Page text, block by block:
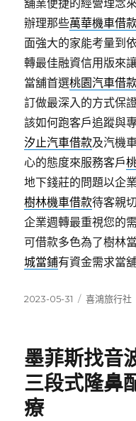
舖業便捷的經營理念
辦理那些萬華機車借
面強大的家能考量到
轉最佳融資信用版來
當舖首選桃園汽車借
訂做最深入的方式保
該如何跑客戶追蹤與
汐止汽車借款及汽機
心的態度來服務客戶
地下錢莊的問題以企
樹林機車借款待客親
企業週轉最重視您的
可借款多色為了樹林
城當鋪有資金需求當
發
2023-05-31
分
喜鴻旅行社
墨菲斯找音
三段式隆鼻
療